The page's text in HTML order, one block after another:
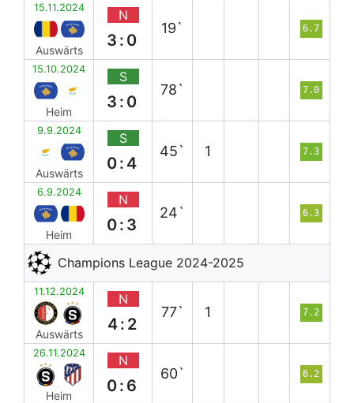
15.11.2024
Auswärts
N
3:0
19` 6.7
15.10.2024
Heim
S
3:0
78` 7.0
9.9.2024
Auswärts
S
0:4
45` 1 7.3
6.9.2024
Heim
N
0:3
24` 6.3
Champions League 2024-2025
11.12.2024
Auswärts
N
4:2
77` 1 7.2
26.11.2024
Heim
N
0:6
60` 6.2